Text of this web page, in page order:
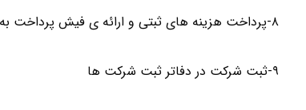
۸-پرداخت هزینه های ثبتی و ارائه ی فیش پرداخت به واحد ثبتی
۹-ثبت شرکت در دفاتر ثبت شرکت ها